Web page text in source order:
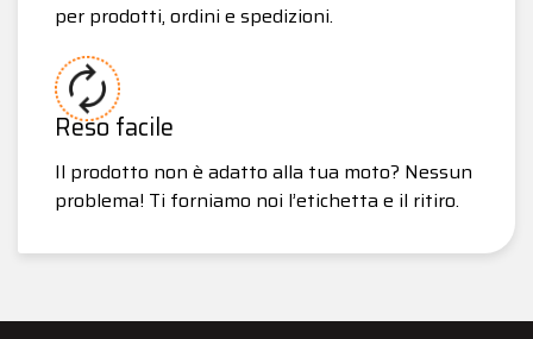
per prodotti, ordini e spedizioni.
Reso facile
Il prodotto non è adatto alla tua moto? Nessun
problema! Ti forniamo noi l’etichetta e il ritiro.